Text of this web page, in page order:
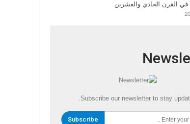
في القرن الحادي والعشرين
Subscribe our newsletter to stay
Subscribe